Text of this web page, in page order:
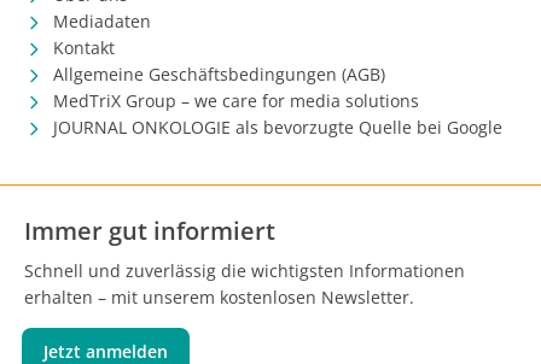
Mediadaten
Kontakt
Allgemeine Geschäftsbedingungen (AGB)
MedTriX Group – we care for media solutions
JOURNAL ONKOLOGIE als bevorzugte Quelle bei Google
Immer gut informiert
Schnell und zuverlässig die wichtigsten Informationen
erhalten – mit unserem kostenlosen Newsletter.
Jetzt anmelden